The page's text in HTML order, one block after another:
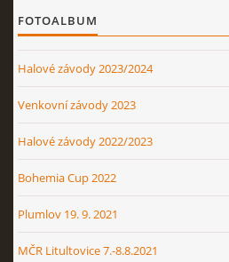
FOTOALBUM
Halové závody 2023/2024
Venkovní závody 2023
Halové závody 2022/2023
Bohemia Cup 2022
Plumlov 19. 9. 2021
MČR Litultovice 7.-8.8.2021